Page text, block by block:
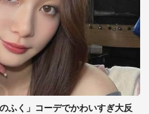
ふく」コーデでかわいすぎ大反